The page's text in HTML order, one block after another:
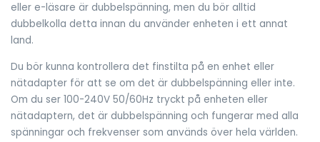
eller e-läsare är dubbelspänning, men du bör alltid
dubbelkolla detta innan du använder enheten i ett annat
land.
Du bör kunna kontrollera det finstilta på en enhet eller
nätadapter för att se om det är dubbelspänning eller inte.
Om du ser 100-240V 50/60Hz tryckt på enheten eller
nätadaptern, det är dubbelspänning och fungerar med alla
spänningar och frekvenser som används över hela världen.